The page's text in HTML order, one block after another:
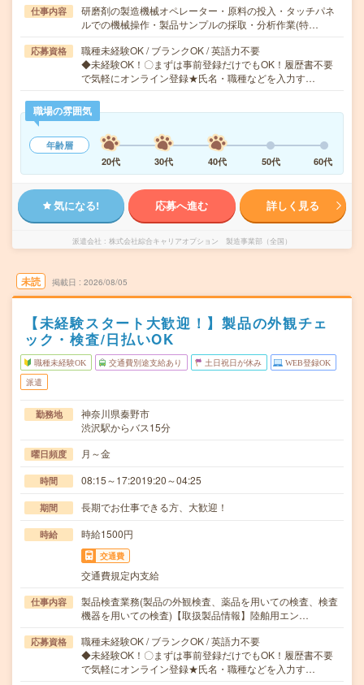
仕事内容
研磨剤の製造機械オペレーター・原料の投入・タッチパネ
ルでの機械操作・製品サンプルの採取・分析作業(特…
応募資格
職種未経験OK / ブランクOK / 英語力不要
◆未経験OK！〇まずは事前登録だけでもOK！履歴書不要
で気軽にオンライン登録★氏名・職種などを入力す…
職場の雰囲気
年齢層
20代
30代 40代 50代 60代
気になる! 応募へ進む 詳しく見る
派遣会社 株式会社綜合キャリアオプション 製造事業部（全国）
未読 掲載日 2026/08/05
【未経験スタート大歓迎！】製品の外観チェ
ック・検査/日払いOK
職種未経験OK 交通費別途支給あり 土日祝日が休み WEB登録OK
派遣
勤務地
神奈川県秦野市
渋沢駅からバス15分
曜日頻度 月～金
時間 08:15～17:2019:20～04:25
期間 長期でお仕事できる方、大歓迎！
時給 時給1500円
交通費
交通費規定内支給
仕事内容
製品検査業務(製品の外観検査、薬品を用いての検査、検査
機器を用いての検査)【取扱製品情報】陸舶用エン…
応募資格
職種未経験OK / ブランクOK / 英語力不要
◆未経験OK！〇まずは事前登録だけでもOK！履歴書不要
で気軽にオンライン登録★氏名・職種などを入力す…